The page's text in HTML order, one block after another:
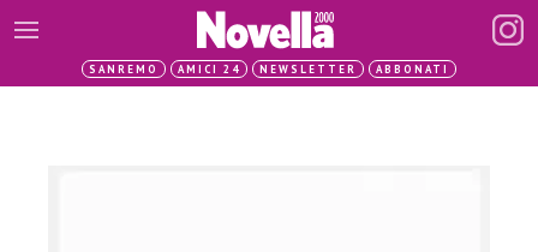
SANREMO AMICI 24 NEWSLETTER ABBONATI